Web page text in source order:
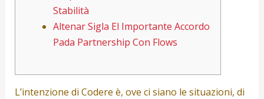
Stabilità
Altenar Sigla El Importante Accordo
Pada Partnership Con Flows
L’intenzione di Codere è, ove ci siano le situazioni, di